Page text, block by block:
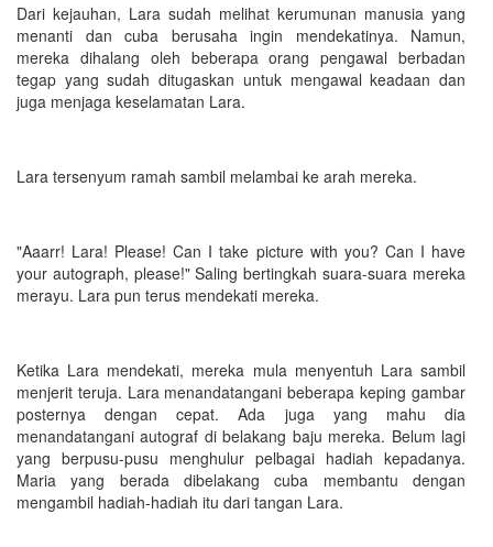
Dari kejauhan, Lara sudah melihat kerumunan manusia yang
menanti dan cuba berusaha ingin mendekatinya. Namun,
mereka dihalang oleh beberapa orang pengawal berbadan
tegap yang sudah ditugaskan untuk mengawal keadaan dan
juga menjaga keselamatan Lara.
Lara tersenyum ramah sambil melambai ke arah mereka.
"Aaarr! Lara! Please! Can I take picture with you? Can I have
your autograph, please!" Saling bertingkah suara-suara mereka
merayu. Lara pun terus mendekati mereka.
Ketika Lara mendekati, mereka mula menyentuh Lara sambil
menjerit teruja. Lara menandatangani beberapa keping gambar
posternya dengan cepat. Ada juga yang mahu dia
menandatangani autograf di belakang baju mereka. Belum lagi
yang berpusu-pusu menghulur pelbagai hadiah kepadanya.
Maria yang berada dibelakang cuba membantu dengan
mengambil hadiah-hadiah itu dari tangan Lara.